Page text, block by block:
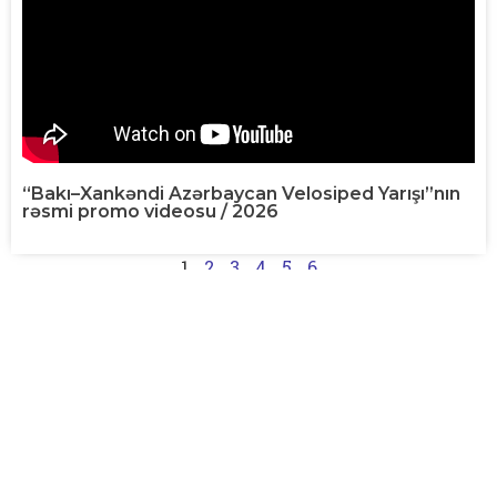
“Bakı–Xankəndi Azərbaycan Velosiped Yarışı”nın
rəsmi promo videosu / 2026
1 2 3 4 5 6